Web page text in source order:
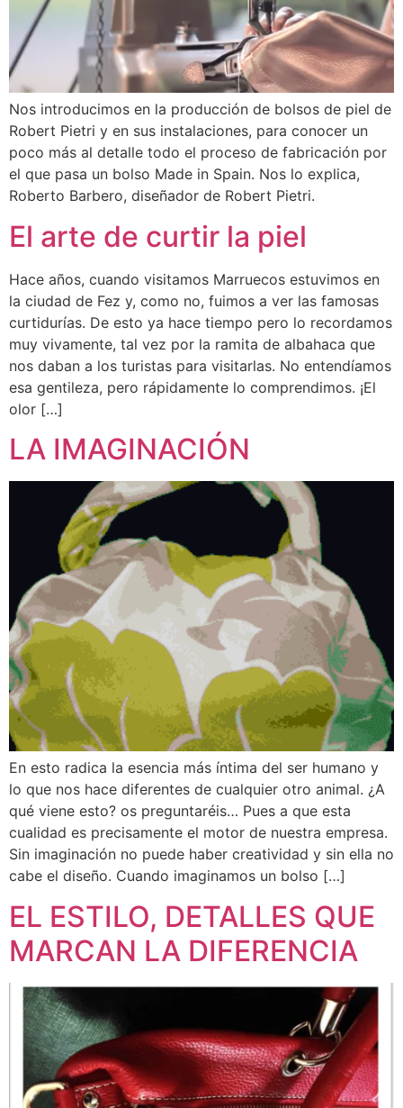
Nos introducimos en la producción de bolsos de piel de
Robert Pietri y en sus instalaciones, para conocer un
poco más al detalle todo el proceso de fabricación por
el que pasa un bolso Made in Spain. Nos lo explica,
Roberto Barbero, diseñador de Robert Pietri.
El arte de curtir la piel
Hace años, cuando visitamos Marruecos estuvimos en
la ciudad de Fez y, como no, fuimos a ver las famosas
curtidurías. De esto ya hace tiempo pero lo recordamos
muy vivamente, tal vez por la ramita de albahaca que
nos daban a los turistas para visitarlas. No entendíamos
esa gentileza, pero rápidamente lo comprendimos. ¡El
olor […]
LA IMAGINACIÓN
En esto radica la esencia más íntima del ser humano y
lo que nos hace diferentes de cualquier otro animal. ¿A
qué viene esto? os preguntaréis… Pues a que esta
cualidad es precisamente el motor de nuestra empresa.
Sin imaginación no puede haber creatividad y sin ella no
cabe el diseño. Cuando imaginamos un bolso […]
EL ESTILO, DETALLES QUE
MARCAN LA DIFERENCIA